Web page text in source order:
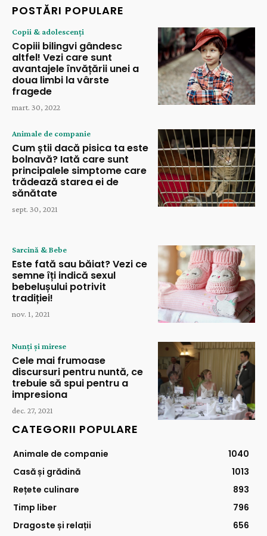
POSTĂRI POPULARE
Copii & adolescenți
Copiii bilingvi gândesc
altfel! Vezi care sunt
avantajele învățării unei a
doua limbi la vârste
fragede
mart. 30, 2022
Animale de companie
Cum știi dacă pisica ta este
bolnavă? Iată care sunt
principalele simptome care
trădează starea ei de
sănătate
sept. 30, 2021
Sarcină & Bebe
Este fată sau băiat? Vezi ce
semne îți indică sexul
bebelușului potrivit
tradiției!
nov. 1, 2021
Nunți și mirese
Cele mai frumoase
discursuri pentru nuntă, ce
trebuie să spui pentru a
impresiona
dec. 27, 2021
CATEGORII POPULARE
Animale de companie
1040
Casă și grădină
1013
Rețete culinare
893
Timp liber
796
Dragoste și relații
656